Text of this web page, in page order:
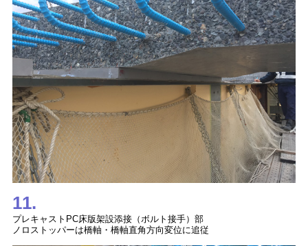
11.
プレキャストPC床版架設添接（ボルト接手）部
ノロストッパーは橋軸・橋軸直角方向変位に追従